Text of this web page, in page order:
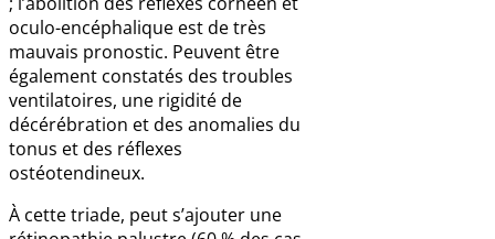
oculo-encéphalique est de très
mauvais pronostic. Peuvent être
également constatés des troubles
ventilatoires, une rigidité de
décérébration et des anomalies du
tonus et des réflexes
ostéotendineux.
À cette triade, peut s’ajouter une